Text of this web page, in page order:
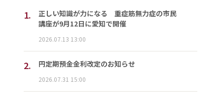
1.
正しい知識が力になる 重症筋無力症の市民
講座が9月12日に愛知で開催
2026.07.13 13:00
2. 円定期預金金利改定のお知らせ
2026.07.31 15:00